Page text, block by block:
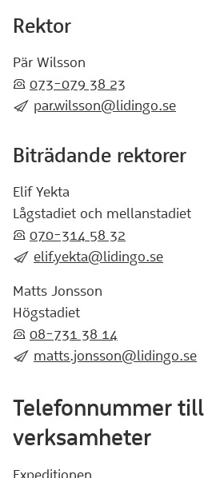
Rektor
Pär Wilsson
:telefon: 073-079 38 23
:skicka: par.wilsson@lidingo.se
Biträdande rektorer
Elif Yekta
Lågstadiet och mellanstadiet
:telefon: 070-314 58 32
:skicka: elif.yekta@lidingo.se
Matts Jonsson
Högstadiet
:telefon: 08-731 38 14
:skicka: matts.jonsson@lidingo.se
Telefonnummer till
verksamheter